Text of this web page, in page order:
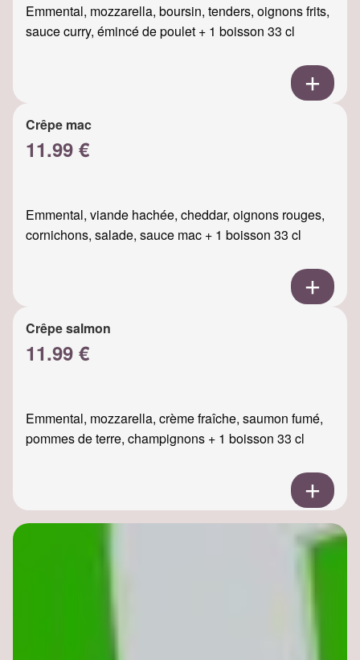
Emmental, mozzarella, boursin, tenders, oignons frits,
sauce curry, émincé de poulet + 1 boisson 33 cl
Crêpe mac
11.99 €
Emmental, viande hachée, cheddar, oignons rouges,
cornichons, salade, sauce mac + 1 boisson 33 cl
Crêpe salmon
11.99 €
Emmental, mozzarella, crème fraîche, saumon fumé,
pommes de terre, champignons + 1 boisson 33 cl